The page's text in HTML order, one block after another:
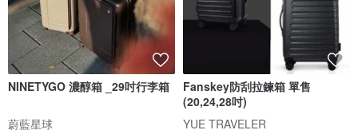
NINETYGO 濃醇箱 _29吋行李箱
蔚藍星球
Fanskey防刮拉鍊箱 單售
(20,24,28吋)
YUE TRAVELER